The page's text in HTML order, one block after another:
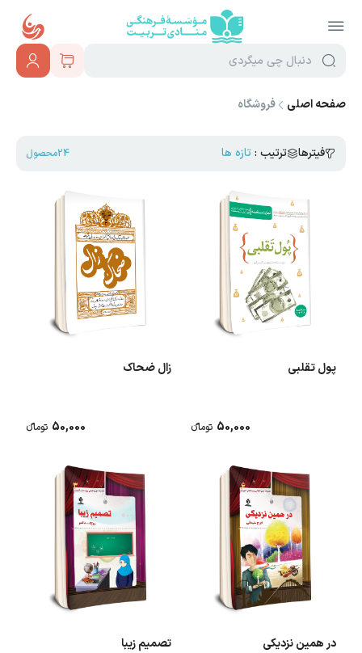
صفحه اصلی فروشگاه
فیترها ترتیب : 24محصول
پول تقلبی
50,000 تومانء
زال ضحاک
50,000 تومانء
در همین نزدیکی تصمیم زیبا